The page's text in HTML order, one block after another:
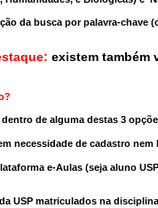
da busca por palavra-
existem também
de alguma destas 3
necessidade de cadastro nem
e-Aulas (seja aluno
USP matriculados na disciplina